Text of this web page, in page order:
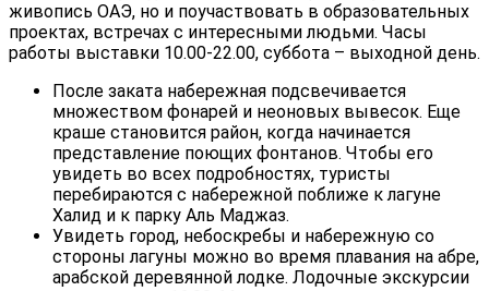
живопись ОАЭ, но и поучаствовать в образовательных
проектах, встречах с интересными людьми. Часы
работы выставки 10.00-22.00, суббота – выходной день.
После заката набережная подсвечивается
множеством фонарей и неоновых вывесок. Еще
краше становится район, когда начинается
представление поющих фонтанов. Чтобы его
увидеть во всех подробностях, туристы
перебираются с набережной поближе к лагуне
Халид и к парку Аль Маджаз.
Увидеть город, небоскребы и набережную со
стороны лагуны можно во время плавания на абре,
арабской деревянной лодке. Лодочные экскурсии